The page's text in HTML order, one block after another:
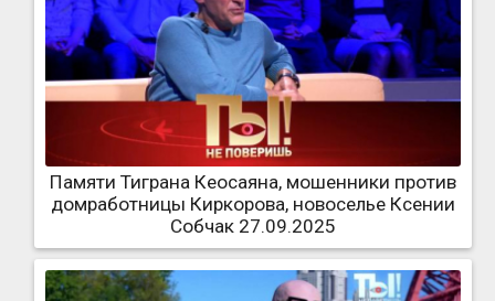
Памяти Тиграна Кеосаяна, мошенники против
домработницы Киркорова, новоселье Ксении
Собчак 27.09.2025